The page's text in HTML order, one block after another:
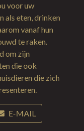
voor uw
als eten, drinken
vanaf hun
te raken.
om zijn
die ook
die zich
E-MAIL